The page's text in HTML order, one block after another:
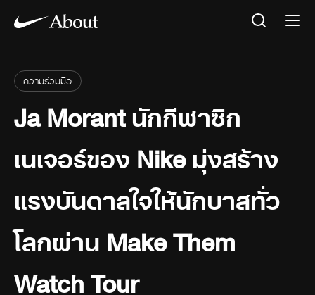
ความร่วมมือ
Ja Morant นักกีฬาซิก
เนเจอร์ของ Nike มุ่งสร้าง
แรงบันดาลใจให้นักบาสทั่ว
โลกผ่าน Make Them
Watch Tour